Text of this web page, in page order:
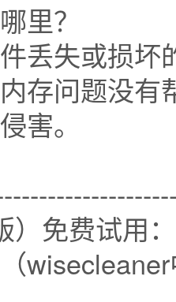
里？
丢失或损
存问题没
害。
免费试用：